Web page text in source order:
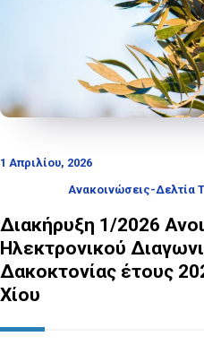
1 Απριλίου, 2026
Ανακοινώσεις-Δελτία
Διακήρυξη 1/2026
Ηλεκτρονικού
Δακοκτονίας έτους
Χίου